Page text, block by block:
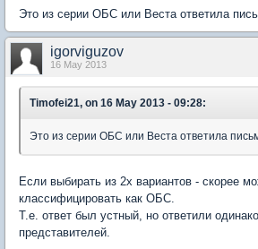
Это из серии ОБС или Веста ответила
igorviguzov
16 May 2013
Timofei21, on 16 May 2013 - 09:28:
Это из серии ОБС или Веста ответила
Если выбирать из 2х вариантов - скорее
классифицировать как ОБС.
Т.е. ответ был устный, но ответили
представителей.